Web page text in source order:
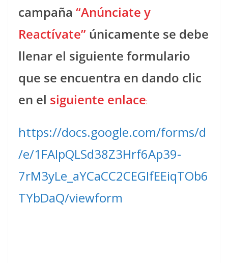
campaña “Anúnciate y
Reactívate” únicamente se debe
llenar el siguiente formulario
que se encuentra en dando clic
en el siguiente enlace:
https://docs.google.com/forms/d
/e/1FAIpQLSd38Z3Hrf6Ap39-
7rM3yLe_aYCaCC2CEGIfEEiqTOb6
TYbDaQ/viewform